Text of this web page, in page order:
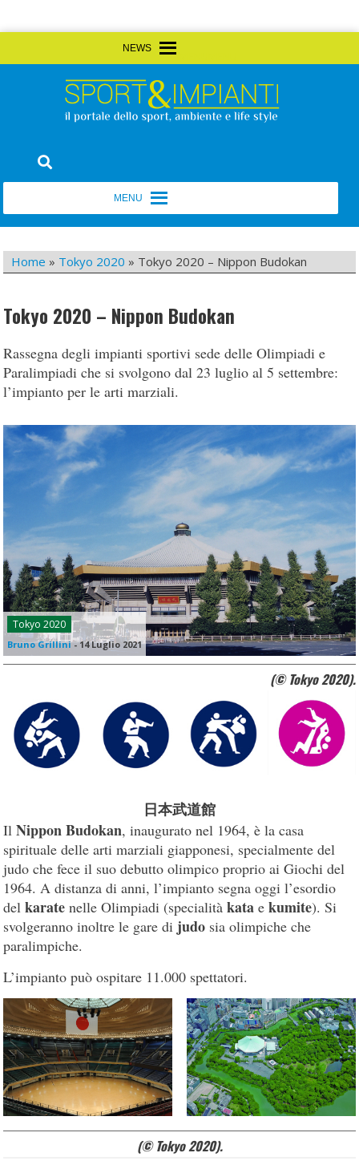
to
Sport&Impianti
Home » Tokyo 2020 » Tokyo 2020 – Nippon Budokan
Tokyo 2020 – Nippon Budokan
Rassegna degli impianti sportivi sede delle Olimpiadi e
Paralimpiadi che si svolgono dal 23 luglio al 5 settembre:
l’impianto per le arti marziali.
Tokyo 2020
Bruno Grillini-14 Luglio 2021
(© Tokyo 2020).
日本武道館
IlNippon Budokan, inaugurato nel 1964, è la casa
spirituale delle arti marziali giapponesi, specialmente del
judo che fece il suo debutto olimpico proprio ai Giochi del
1964. A distanza di anni, l’impianto segna oggi l’esordio
delkaratenelle Olimpiadi (specialitàkata ekumite). Si
svolgeranno inoltre le gare di judo sia olimpiche che
paralimpiche.
L’impianto può ospitare 11.000 spettatori.
(© Tokyo 2020).